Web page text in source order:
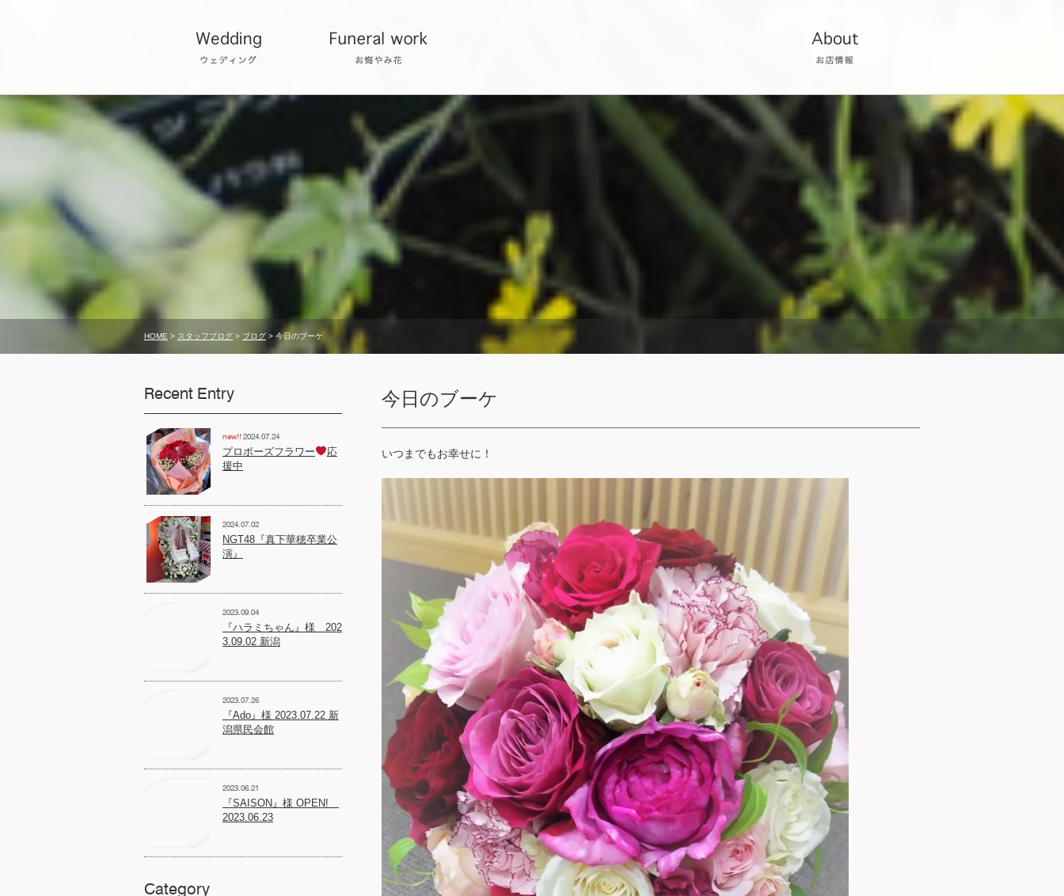
HOME > スタッフブログ > ブログ > 今日のブーケ
今日のブーケ
いつまでもお幸せに！
Recent Entry
2024.07.24
プロポーズフラワー
応
援中
2024.07.02
NGT48『真下華穂卒業公
演』
2023.09.04
『ハラミちゃん』様 202
3.09.02 新潟
2023.07.26
『Ado』様 2023.07.22 新
潟県民会館
2023.06.21
『SAISON』様 OPEN!
2023.06.23
Category